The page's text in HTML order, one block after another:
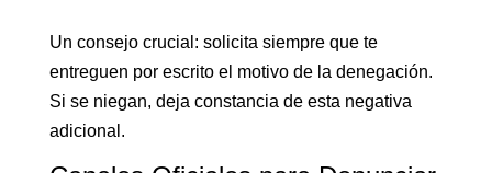
Un consejo crucial: solicita siempre que te
entreguen por escrito el motivo de la denegación.
Si se niegan, deja constancia de esta negativa
adicional.